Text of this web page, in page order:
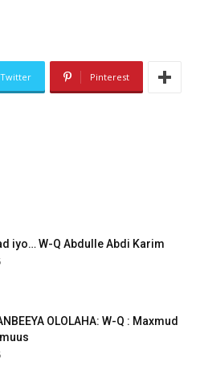
Twitter Pinterest
iyo… W-Q Abdulle Abdi Karim
OLOLAHA: W-Q : Maxmud